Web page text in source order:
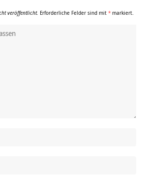
veröffentlicht. Erforderliche Felder sind mit * markiert.